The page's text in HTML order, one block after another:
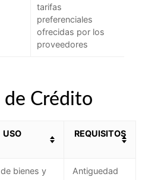
tarifas
preferenciales
ofrecidas por los
proveedores
de Crédito
USO REQUISITOS
bienes y
Antiguedad